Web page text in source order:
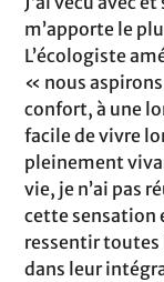
m’apporte le
L’écologiste
« nous
confort, à une
facile de vivre
pleinement
vie, je n’ai pas
cette sensation
ressentir toutes
dans leur